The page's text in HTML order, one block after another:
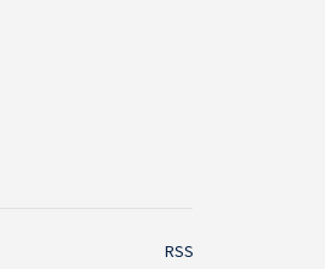
RSS